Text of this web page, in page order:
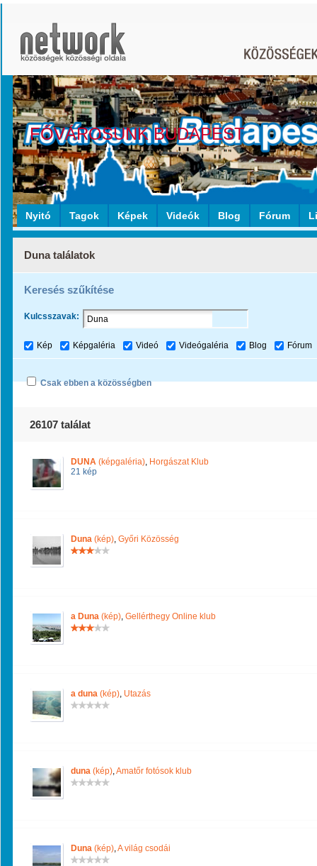
FŐVÁROSUNK BUDAPEST
Nyitó Tagok Képek Videók Blog Fórum
Duna találatok
Keresés szűkítése
Kulcsszavak:
Kép Képgaléria Videó Videógaléria Blog Fórum
Csak ebben a közösségben
26107 találat
DUNA (képgaléria), Horgászat Klub
21 kép
Duna (kép), Győri Közösség
a Duna (kép), Gellérthegy Online klub
a duna (kép), Utazás
duna (kép),Amatőr fotósok klub
Duna (kép),A világ csodái